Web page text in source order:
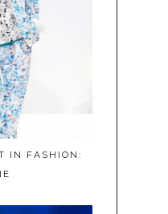
IN FASHION: